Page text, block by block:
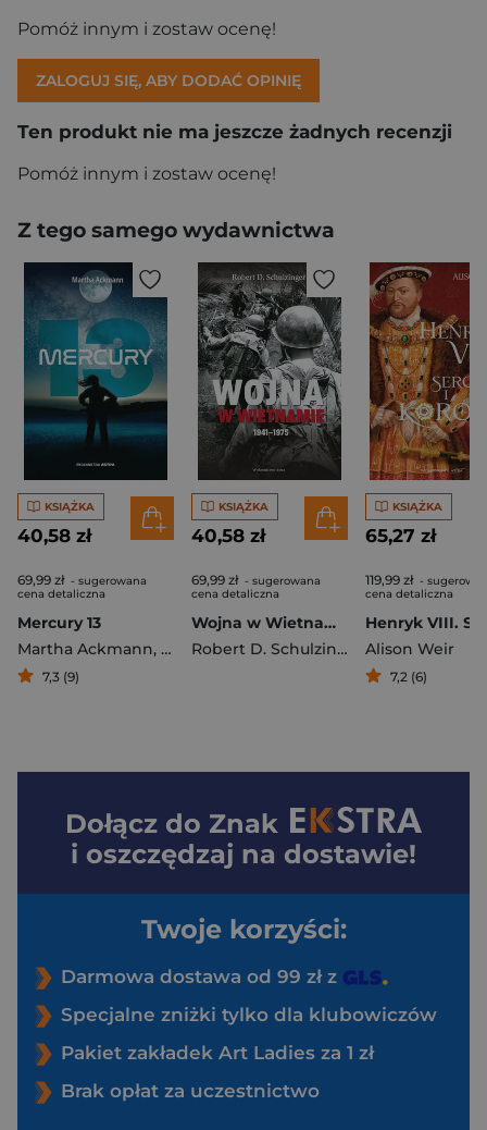
Pomóż innym i zostaw ocenę!
ZALOGUJ SIĘ, ABY DODAĆ OPINIĘ
Ten produkt nie ma jeszcze żadnych recenzji
Pomóż innym i zostaw ocenę!
Z tego samego wydawnictwa
KSIĄŻKA
40,58 zł
69,99 zł - sugerowana
cena detaliczna
Mercury 13
Martha Ackmann, Ackmann
7,3 (9)
KSIĄŻKA
40,58 zł
69,99 zł - sugerowana
cena detaliczna
Wojna w Wietnamie 1941-1975
Robert D. Schulzinger
KSIĄŻKA
65,27 zł
119,99 zł -
cena detaliczna
Alison Weir
7,2 (6)
Dołącz do Znak
i oszczędzaj na dostawie!
Twoje korzyści:
Darmowa dostawa od 99 zł z
Specjalne zniżki tylko dla klubowiczów
Pakiet zakładek Art Ladies za 1 zł
Brak opłat za uczestnictwo